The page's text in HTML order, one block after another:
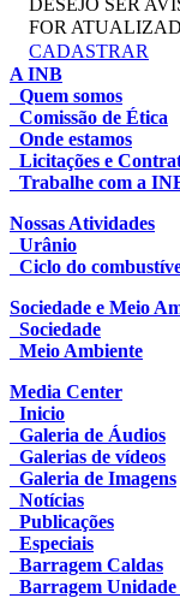
FOR
CADASTRAR
A INB
Quem somos
Comissão de Ética
Onde estamos
Licitações e
Trabalhe com a
Nossas Atividades
Urânio
Ciclo do
Sociedade e Meio
Sociedade
Meio Ambiente
Media Center
Inicio
Galeria de Áudios
Galerias de vídeos
Galeria de Imagens
Notícias
Publicações
Especiais
Barragem Caldas
Barragem